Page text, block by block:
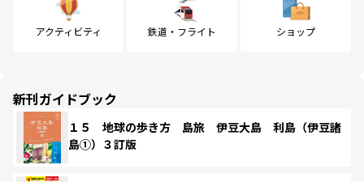
アクティビティ 鉄道・フライト ショップ
新刊ガイドブック
１５ 地球の歩き方 島旅 伊豆大島 利島（伊豆諸
島①）３訂版